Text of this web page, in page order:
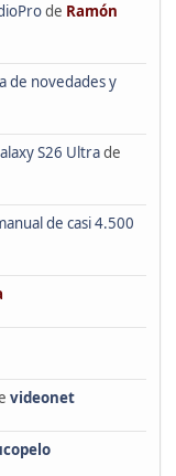
de Ramón
de novedades y
S26 Ultrade
de casi 4.500
videonet